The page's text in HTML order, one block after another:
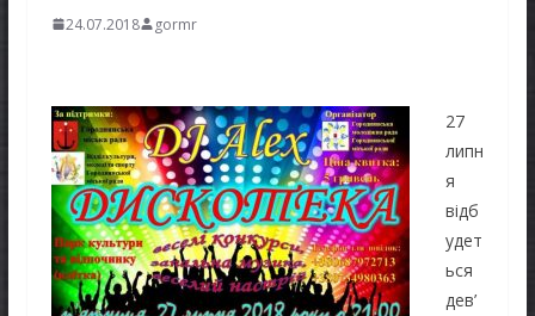
24.07.2018 gormr
27
липн
я
відб
удет
ься
дев’